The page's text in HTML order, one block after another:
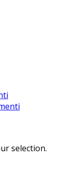
selection.